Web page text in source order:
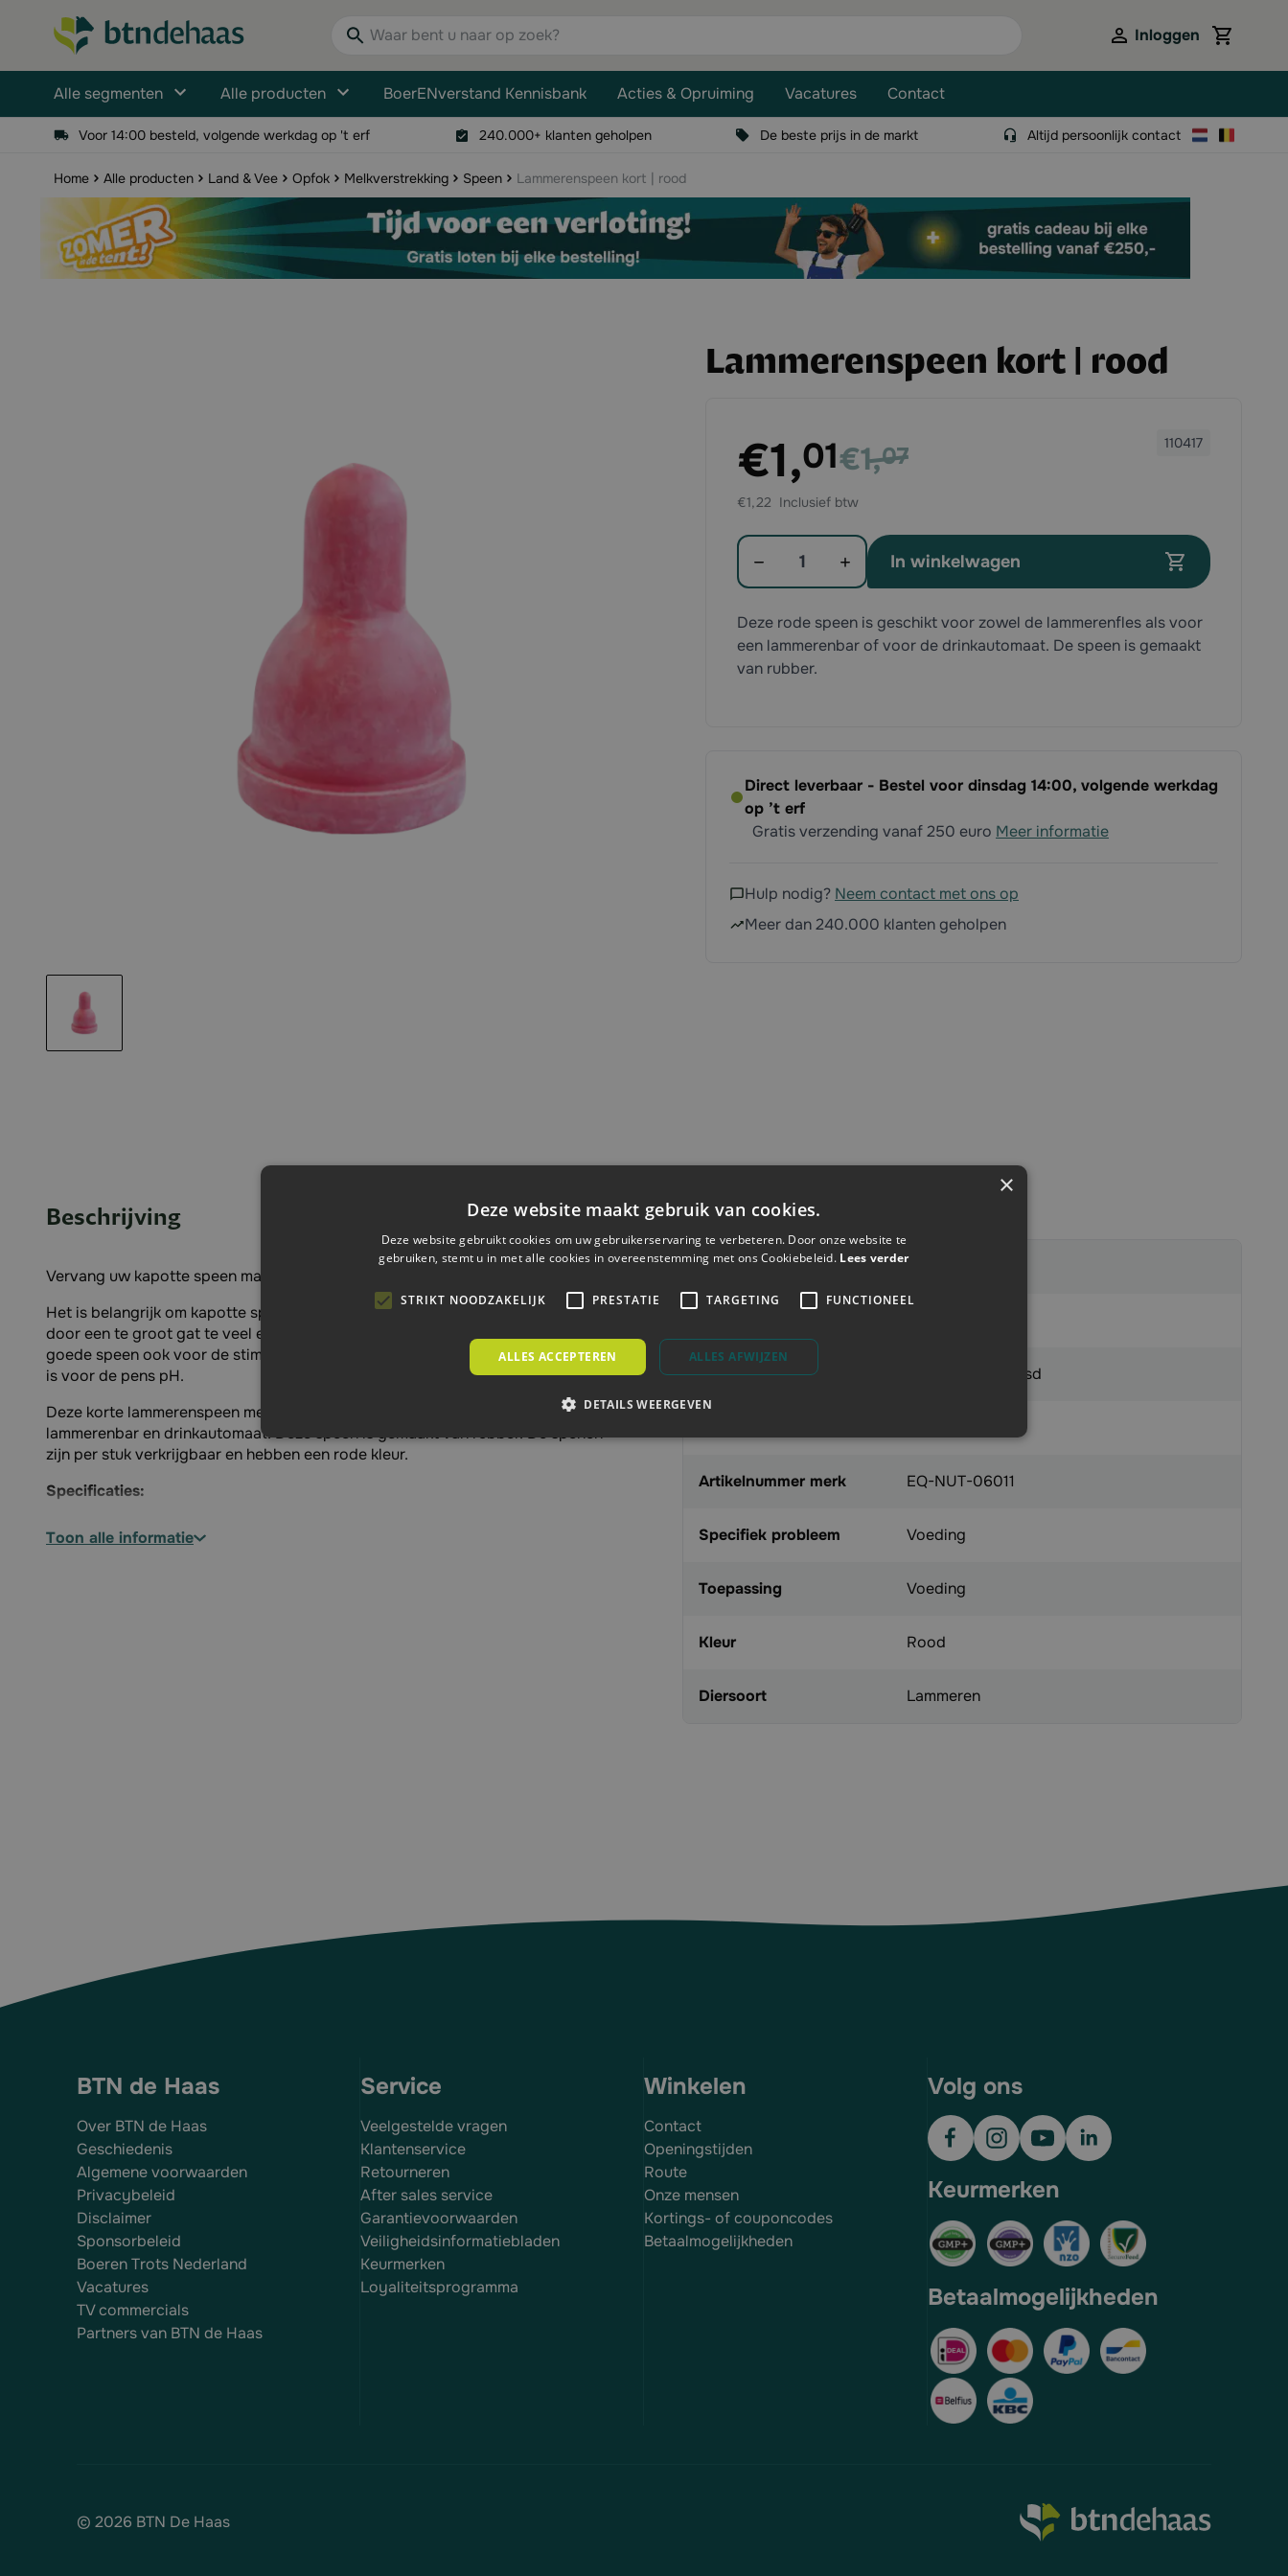
Waar bent u naar op zoek? Inloggen View
Alle segmenten Alle producten BoerENverstand Kennisbank Acties & Opruiming Vacatures Contact
Voor 14:00 besteld, volgende werkdag op 't erf 240.000+ klanten geholpen De beste prijs in de markt Altijd persoonlijk contact
Home Alle producten Land & Vee Opfok Melkverstrekking Speen Lammerenspeen kort | rood
Lammerenspeen kort | rood
Exclusief btw:
€1,01Exclusief btw
€1,07
€1,22
110417
Aantal
In winkelwagen
Deze rode speen is geschikt voor zowel de lammerenfles als voor
een lammerenbar of voor de drinkautomaat. De speen is gemaakt
van rubber.
Direct leverbaar - Bestel voor dinsdag 14:00, volgende werkdag
op ’t erf
Gratis verzending vanaf 250 euro Meer informatie
Hulp nodig? Neem contact met ons op
Meer dan 240.000 klanten geholpen
Beschrijving
Vervang uw kapotte speen makkelijk en snel.
Het is belangrijk om kapotte spenen te vervangen om te voorkomen dat er
door een te groot gat te veel en te snel melk vrijkomt. Daarnaast zorgt een
goede speen ook voor de stimulatie van speeksel aanmaak wat weer positief
is voor de pens pH.
Deze korte lammerenspeen met
is geschikt voor zowel de fles als
lammerenbar en drinkautomaat. Deze speen is gemaakt van rubber. De spenen
zijn per stuk verkrijgbaar en hebben een rode kleur.
Specificaties:
Geschikt voor: lammeren
Te gebruiken bij: lammerenfles, lammerbar of drinkautomaat
toon alle informatie
Specificaties
Artikelnummer
Aanbieding Nu scherp geprijsd
Artikelnummer merk EQ-NUT-06011
Specifiek probleem Voeding
Toepassing Voeding
Kleur Rood
Diersoort Lammeren
BTN de Haas
Over BTN de Haas
Geschiedenis
Algemene voorwaarden
Privacybeleid
Disclaimer
Sponsorbeleid
Boeren Trots Nederland
Vacatures
TV commercials
Partners van BTN de Haas
Service
Veelgestelde vragen
Klantenservice
Retourneren
After sales service
Garantievoorwaarden
Veiligheidsinformatiebladen
Keurmerken
Loyaliteitsprogramma
Winkelen
Contact
Openingstijden
Route
Onze mensen
Kortings- of couponcodes
Betaalmogelijkheden
Volg ons
Keurmerken
Betaalmogelijkheden
© 2026 BTN De Haas
×
Deze website maakt gebruik van cookies.
Deze website gebruikt cookies om uw gebruikerservaring te verbeteren. Door onze website te
gebruiken, stemt u in met alle cookies in overeenstemming met ons Cookiebeleid. Lees verder
STRIKT NOODZAKELIJK PRESTATIE TARGETING FUNCTIONEEL
ALLES ACCEPTEREN ALLES AFWIJZEN
DETAILS WEERGEVEN